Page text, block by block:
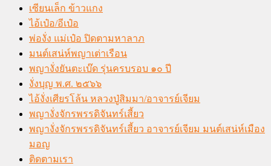
เซียนเล็ก ข้าวแกง
ไอ้เป๋อ/อีเป๋อ
พ่องั่ง แม่เป๋อ ปิดตามหาลาภ
มนต์เสน่ห์พญาเต่าเรือน
พญางั่งยันตะเบ๊ด รุ่นครบรอบ ๑๐ ปี
งั่งบุญ พ.ศ. ๒๕๖๖
ไอ้งั่งเศียรโล้น หลวงปู่สิมมา/อาจารย์เจียม
พญางั่งจักรพรรดิจันทร์เสี้ยว
พญางั่งจักรพรรดิจันทร์เสี้ยว อาจารย์เจียม มนต์เสน่ห์เมือง
มอญ
ติดตามเรา